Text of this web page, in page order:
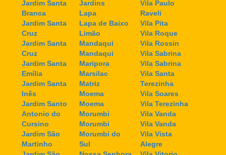
Jardim Santa
Branca
Jardim Santa
Cruz
Jardim Santa
Cruz
Jardim Santa
Emília
Jardim Santa
Inês
Jardim Santo
Antonio do
Cursino
Jardim São
Martinho
Jardins
Lapa
Lapa de Baixo
Limão
Mandaqui
Mandaqui
Maripora
Marsilac
Matriz
Moema
Moema
Morumbi
Morumbi
Morumbi do
Sul
Vila Paulo
Raveli
Vila Pita
Vila Roque
Vila Rossin
Vila Sabrina
Vila Sabrina
Vila Santa
Terezinha
Vila Soares
Vila Terezinha
Vila Vanda
Vila Vanda
Vila Vista
Alegre